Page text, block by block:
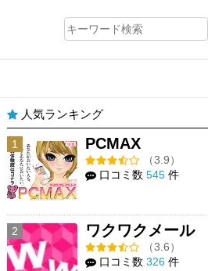
人気ランキング
1 PCMAX
（3.9）
口コミ数 545 件
2 ワクワクメール
（3.6）
口コミ数 326 件